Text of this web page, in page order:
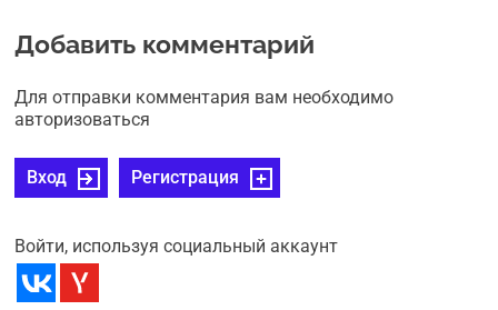
Добавить комментарий
Для отправки комментария вам необходимо
авторизоваться
Вход Регистрация
Войти, используя социальный аккаунт